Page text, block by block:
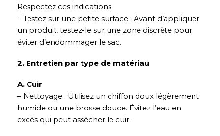
Respectez ces indications.
– Testez sur une petite surface : Avant d’appliquer
un produit, testez-le sur une zone discrète pour
éviter d’endommager le sac.
2. Entretien par type de matériau
A. Cuir
– Nettoyage : Utilisez un chiffon doux légèrement
humide ou une brosse douce. Évitez l’eau en
excès qui peut assécher le cuir.